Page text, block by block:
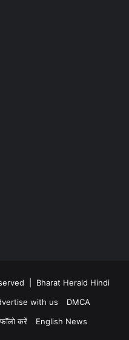
| Bharat Herald Hindi
with us
DMCA
करें English News